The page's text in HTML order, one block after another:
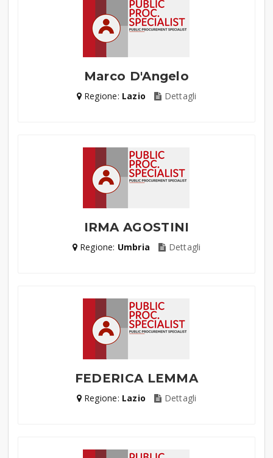
Marco D'Angelo
Regione: Lazio Dettagli
IRMA AGOSTINI
Regione: Umbria Dettagli
FEDERICA LEMMA
Regione: Lazio Dettagli